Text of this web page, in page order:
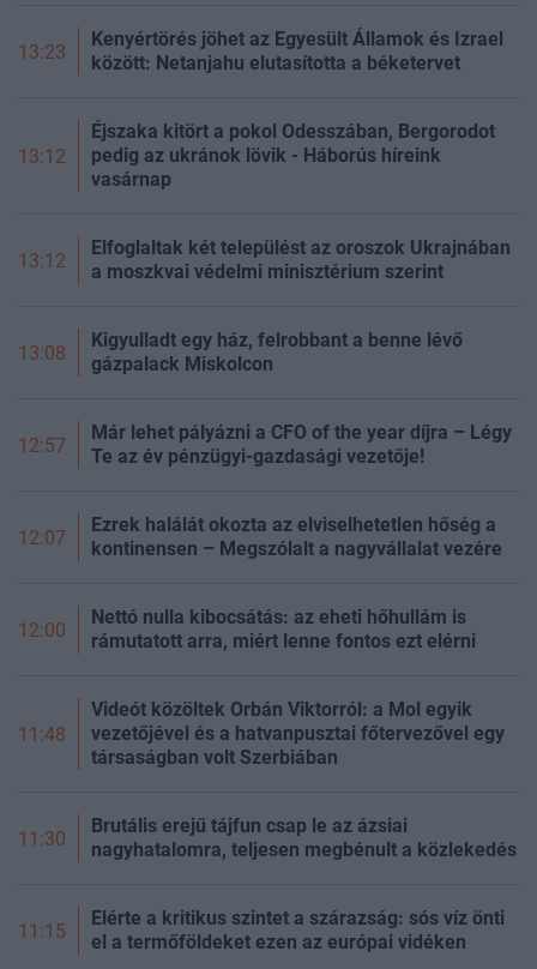
13:23
Kenyértörés jöhet az Egyesült Államok és Izrael
között: Netanjahu elutasította a béketervet
13:12
Éjszaka kitört a pokol Odesszában, Bergorodot
pedig az ukránok lövik - Háborús híreink
vasárnap
13:12
Elfoglaltak két települést az oroszok Ukrajnában
a moszkvai védelmi minisztérium szerint
13:08
Kigyulladt egy ház, felrobbant a benne lévő
gázpalack Miskolcon
12:57
Már lehet pályázni a CFO of the year díjra – Légy
Te az év pénzügyi-gazdasági vezetője!
12:07
Ezrek halálát okozta az elviselhetetlen hőség a
kontinensen – Megszólalt a nagyvállalat vezére
12:00
Nettó nulla kibocsátás: az eheti hőhullám is
rámutatott arra, miért lenne fontos ezt elérni
11:48
Videót közöltek Orbán Viktorról: a Mol egyik
vezetőjével és a hatvanpusztai főtervezővel egy
társaságban volt Szerbiában
11:30
Brutális erejű tájfun csap le az ázsiai
nagyhatalomra, teljesen megbénult a közlekedés
11:15
Elérte a kritikus szintet a szárazság: sós víz önti
el a termőföldeket ezen az európai vidéken